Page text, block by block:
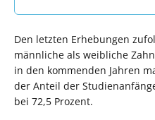
Den letzten Erhebungen
männliche als weibliche
in den kommenden Jahren
der Anteil der
bei 72,5 Prozent.